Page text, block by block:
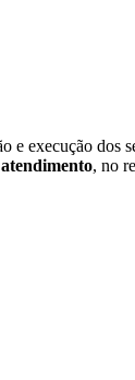
e execução dos
, no